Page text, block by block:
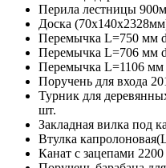
Перила лестницы
Доска
Перемычка L=750 мм
Перемычка L=706 мм
Перемычка L=1106 мм
Поручень для входа
Турник для
шт.
Закладная вилка под
Втулка
Канат с зацепами